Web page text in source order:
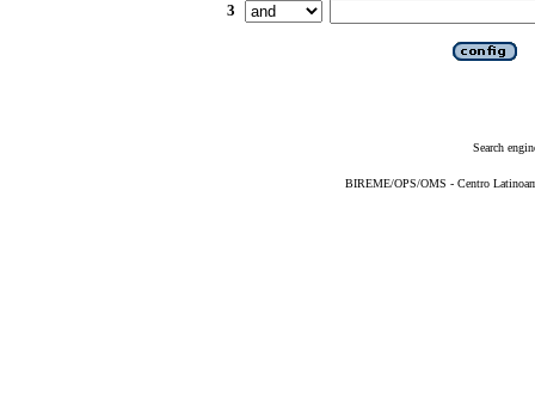
3
Search
BIREME/OPS/OMS - Centro